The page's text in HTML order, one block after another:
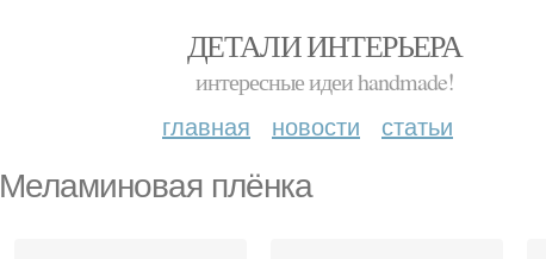
ДЕТАЛИ ИНТЕРЬЕРА
интересные идеи handmade!
главная новости статьи
Меламиновая плёнка